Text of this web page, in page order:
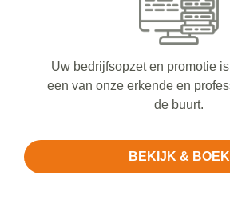
Uw bedrijfsopzet en promotie
een van onze erkende en
de buurt.
BEKIJK & BOEK